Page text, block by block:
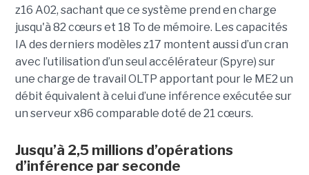
z16 A02, sachant que ce système prend en charge
jusqu'à 82 cœurs et 18 To de mémoire. Les capacités
IA des derniers modèles z17 montent aussi d’un cran
avec l’utilisation d’un seul accélérateur (Spyre) sur
une charge de travail OLTP apportant pour le ME2 un
débit équivalent à celui d’une inférence exécutée sur
un serveur x86 comparable doté de 21 cœurs.
Jusqu’à 2,5 millions d’opérations
d’inférence par seconde